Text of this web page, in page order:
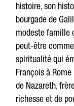
histoire, son
bourgade de
modeste famille
peut-être
spiritualité qui
François à Rome
de Nazareth,
richesse et de